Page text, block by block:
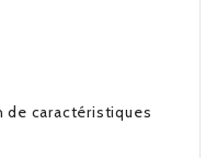
de caractéristiques